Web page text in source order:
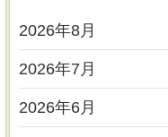
2026年8月
2026年7月
2026年6月